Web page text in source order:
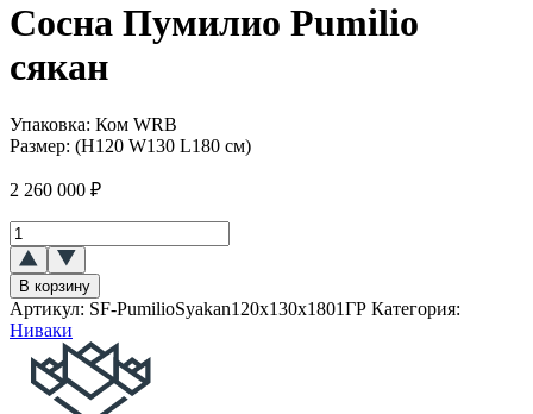
Сосна Пумилио Pumilio
сякан
Упаковка: Ком WRB
Размер: (H120 W130 L180 см)
2 260 000 ₽
Количество
товара
Ниваки
(Садовый
бонсай)
Сосна
Пумилио
(Pumilio)
(сякан)
В корзину
Артикул: SF-PumilioSyakan120x130x1801ГР Категория:
Ниваки